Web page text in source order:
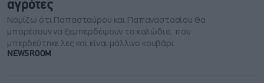
αγρότες
Νομίζω ότι Παπασταύρου και Παπαναστασίου θα
μπορέσουν να ξεμπερδέψουν το καλώδιο, που
μπερδεύτηκε λες και είναι μάλλινο κουβάρι
NEWSROOM